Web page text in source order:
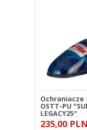
Ochraniacze
OSTT-PU
LEGACY25"
235,00 PLN